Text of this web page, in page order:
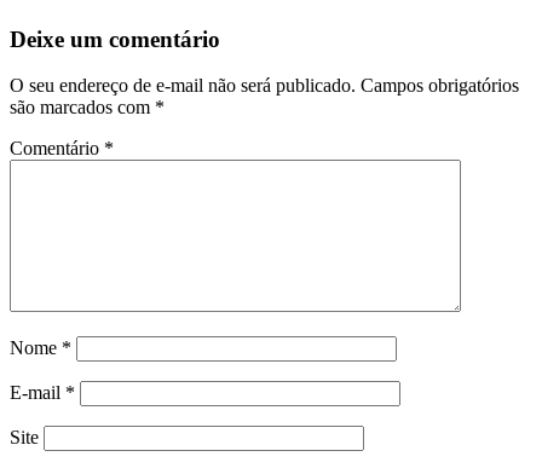
Deixe um comentário
O seu endereço de e-mail não será publicado. Campos obrigatórios
são marcados com *
Comentário *
Nome *
E-mail *
Site